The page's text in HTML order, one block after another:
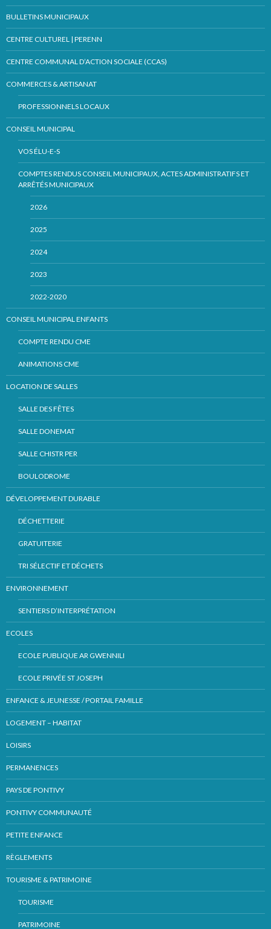
BULLETINS MUNICIPAUX
CENTRE CULTUREL | PERENN
CENTRE COMMUNAL D’ACTION SOCIALE (CCAS)
COMMERCES & ARTISANAT
PROFESSIONNELS LOCAUX
CONSEIL MUNICIPAL
VOS ÉLU-E-S
COMPTES RENDUS CONSEIL MUNICIPAUX, ACTES ADMINISTRATIFS ET
ARRÊTÉS MUNICIPAUX
2026
2025
2024
2023
2022-2020
CONSEIL MUNICIPAL ENFANTS
COMPTE RENDU CME
ANIMATIONS CME
LOCATION DE SALLES
SALLE DES FÊTES
SALLE DONEMAT
SALLE CHISTR PER
BOULODROME
DÉVELOPPEMENT DURABLE
DÉCHETTERIE
GRATUITERIE
TRI SÉLECTIF ET DÉCHETS
ENVIRONNEMENT
SENTIERS D’INTERPRÉTATION
ECOLES
ECOLE PUBLIQUE AR GWENNILI
ECOLE PRIVÉE ST JOSEPH
ENFANCE & JEUNESSE / PORTAIL FAMILLE
LOGEMENT – HABITAT
LOISIRS
PERMANENCES
PAYS DE PONTIVY
PONTIVY COMMUNAUTÉ
PETITE ENFANCE
RÈGLEMENTS
TOURISME & PATRIMOINE
TOURISME
PATRIMOINE